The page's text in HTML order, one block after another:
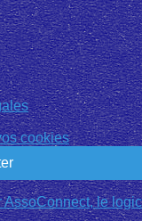
cookies
AssoConnect, le